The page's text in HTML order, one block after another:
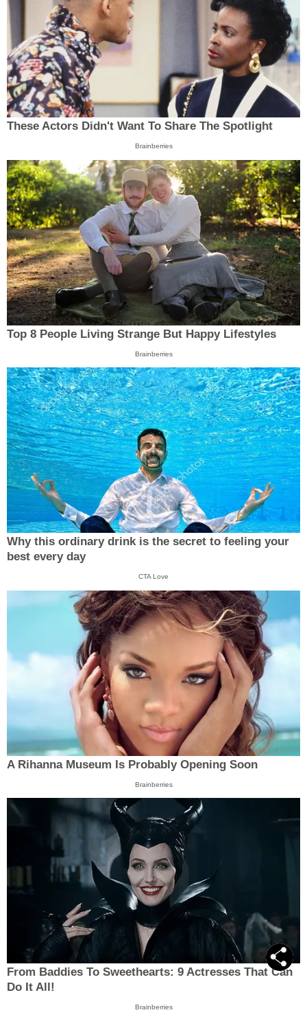
These Actors Didn't Want To Share The Spotlight
Brainberries
Top 8 People Living Strange But Happy Lifestyles
Brainberries
Why this ordinary drink is the secret to feeling your
best every day
CTA Love
A Rihanna Museum Is Probably Opening Soon
Brainberries
From Baddies To Sweethearts: 9 Actresses That Can
Do It All!
Brainberries